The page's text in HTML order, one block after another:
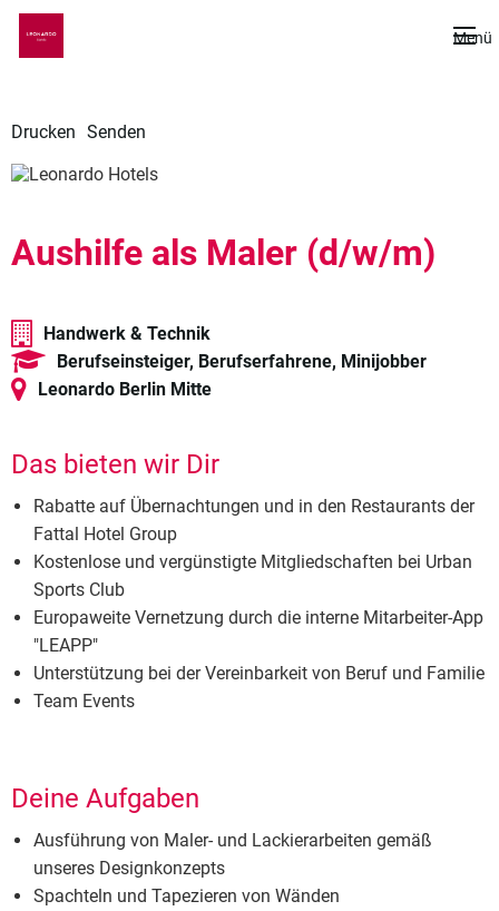
Menü
Drucken Senden
Aushilfe als Maler (d/w/m)
Handwerk & Technik
Berufseinsteiger, Berufserfahrene, Minijobber
Leonardo Berlin Mitte
Das bieten wir Dir
Rabatte auf Übernachtungen und in den Restaurants der
Fattal Hotel Group
Kostenlose und vergünstigte Mitgliedschaften bei Urban
Sports Club
Europaweite Vernetzung durch die interne Mitarbeiter-App
"LEAPP"
Unterstützung bei der Vereinbarkeit von Beruf und Familie
Team Events
Deine Aufgaben
Ausführung von Maler- und Lackierarbeiten gemäß
unseres Designkonzepts
Spachteln und Tapezieren von Wänden